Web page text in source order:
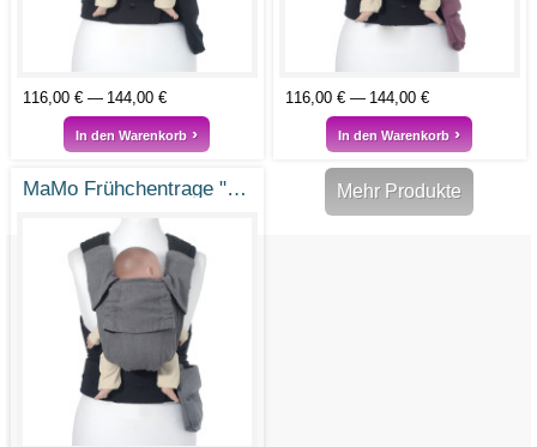
116,00 € 144,00 €
In den Warenkorb
116,00 € 144,00 €
In den Warenkorb
MaMo Frühchentrage "Kleines Wunder" Mehr Produkte